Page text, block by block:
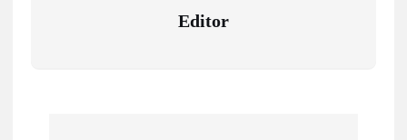
Editor